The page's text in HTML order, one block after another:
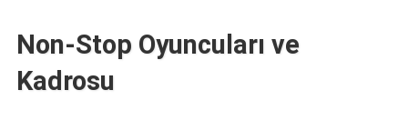
Non-Stop Oyuncuları ve
Kadrosu